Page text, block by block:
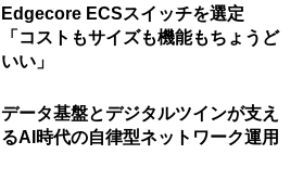
Edgecore ECSスイッチを選定
「コストもサイズも機能もちょうど
いい」
データ基盤とデジタルツインが支え
るAI時代の自律型ネットワーク運用